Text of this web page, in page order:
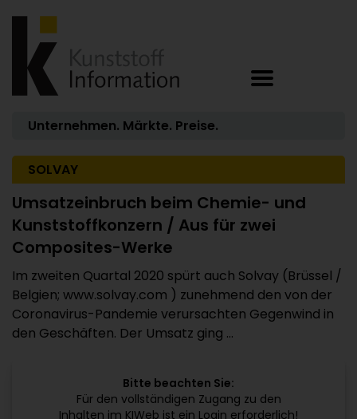
Unternehmen. Märkte. Preise.
SOLVAY
Umsatzeinbruch beim Chemie- und
Kunststoffkonzern / Aus für zwei
Composites-Werke
Im zweiten Quartal 2020 spürt auch Solvay (Brüssel /
Belgien; www.solvay.com ) zunehmend den von der
Coronavirus-Pandemie verursachten Gegenwind in
den Geschäften. Der Umsatz ging ...
Bitte beachten Sie:
Für den vollständigen Zugang zu den
Inhalten im KIWeb ist ein Login erforderlich!